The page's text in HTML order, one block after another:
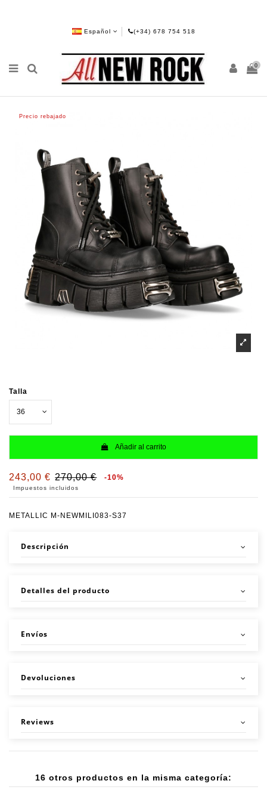
Español (+34) 678 754 518
0
Precio rebajado
Talla
Añadir al carrito
243,00 € 270,00 € -10%
Impuestos incluidos
METALLIC M-NEWMILI083-S37
Descripción
Detalles del producto
Envíos
Devoluciones
Reviews
16 otros productos en la misma categoría: